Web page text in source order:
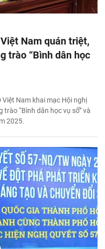
Nam quán triệt,
trào “Bình dân học
Nam khai mạc Hội nghị
“Bình dân học vụ số” và
2025.